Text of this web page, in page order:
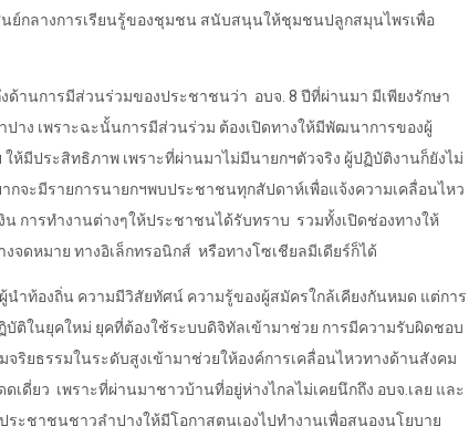
นย์กลางการเรียนรู้ของชุมชน สนับสนุนให้ชุมชนปลูกสมุนไพรเพื่อ
งด้านการมีส่วนร่วมของประชาชนว่า อบจ. 8 ปีที่ผ่านมา มีเพียงรักษา
าง เพราะฉะนั้นการมีส่วนร่วม ต้องเปิดทางให้มีพัฒนาการของผู้
ห้มีประสิทธิภาพ เพราะที่ผ่านมาไม่มีนายกฯตัวจริง ผู้ปฏิบัติงานก็ยังไม่
กจะมีรายการนายกฯพบประชาชนทุกสัปดาห์เพื่อแจ้งความเคลื่อนไหว
น การทำงานต่างๆให้ประชาชนได้รับทราบ รวมทั้งเปิดช่องทางให้
จดหมาย ทางอิเล็กทรอนิกส์ หรือทางโซเชียลมีเดียร์ก็ได้
นำท้องถิ่น ความมีวิสัยทัศน์ ความรู้ของผู้สมัครใกล้เคียงกันหมด แต่การ
ติในยุคใหม่ ยุคที่ต้องใช้ระบบดิจิทัลเข้ามาช่วย การมีความรับผิดชอบ
ริยธรรมในระดับสูงเข้ามาช่วยให้องค์การเคลื่อนไหวทางด้านสังคม
เดี่ยว เพราะที่ผ่านมาชาวบ้านที่อยู่ห่างไกลไม่เคยนึกถึง อบจ.เลย และ
ระชาชนชาวลำปางให้มีโอกาสตนเองไปทำงานเพื่อสนองนโยบาย